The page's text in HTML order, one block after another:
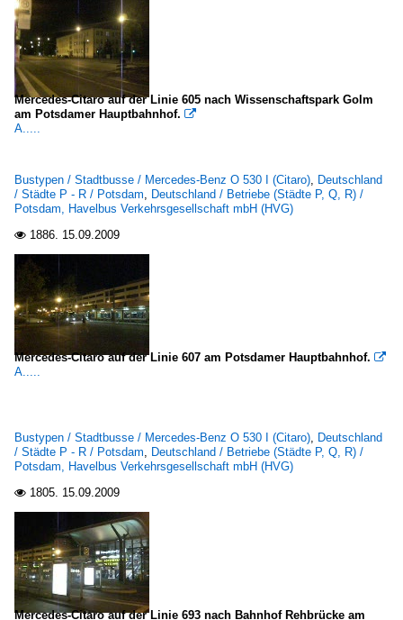
Mercedes-Citaro auf der Linie 605 nach Wissenschaftspark Golm
am Potsdamer Hauptbahnhof. 
A.....
Bustypen / Stadtbusse / Mercedes-Benz O 530 I (Citaro), Deutschland
/ Städte P - R / Potsdam, Deutschland / Betriebe (Städte P, Q, R) /
Potsdam, Havelbus Verkehrsgesellschaft mbH (HVG)
 1886. 15.09.2009
Mercedes-Citaro auf der Linie 607 am Potsdamer Hauptbahnhof. 
A.....
Bustypen / Stadtbusse / Mercedes-Benz O 530 I (Citaro), Deutschland
/ Städte P - R / Potsdam, Deutschland / Betriebe (Städte P, Q, R) /
Potsdam, Havelbus Verkehrsgesellschaft mbH (HVG)
 1805. 15.09.2009
Mercedes-Citaro auf der Linie 693 nach Bahnhof Rehbrücke am